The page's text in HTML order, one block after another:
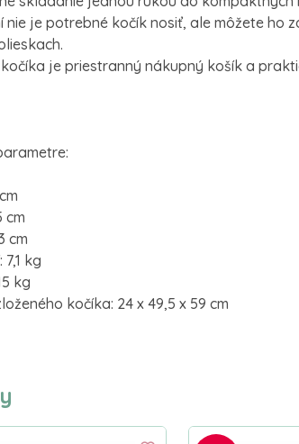
nie je potrebné kočík nosiť, ale môžete ho
je priestranný nákupný košík a
cm
cm
kg
kg
kočíka: 24 x 49,5 x 59 cm